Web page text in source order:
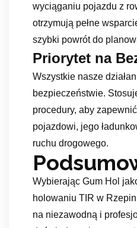
wyciąganiu pojazdu z
otrzymują pełne
szybki powrót do
Priorytet na
Wszystkie nasze
bezpieczeństwie.
procedury, aby
pojazdowi, jego
ruchu drogowego.
Wybierając Gum Hol
holowaniu TIR w
na niezawodną i